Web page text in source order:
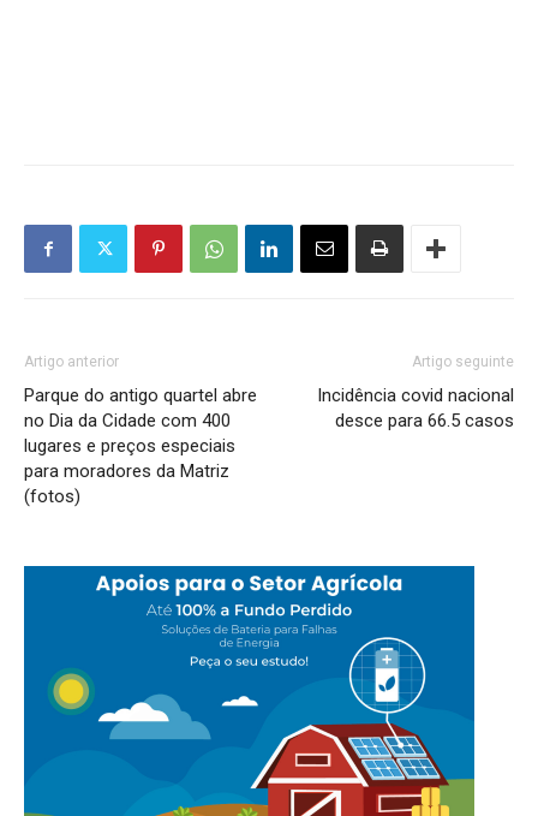
Artigo anterior
Parque do antigo quartel abre
no Dia da Cidade com 400
lugares e preços especiais
para moradores da Matriz
(fotos)
Artigo seguinte
Incidência covid nacional
desce para 66.5 casos